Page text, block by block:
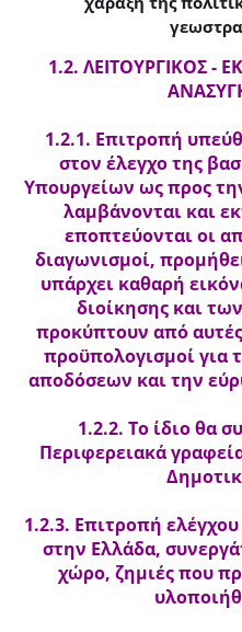
1.2. ΛΕΙΤΟΥΡΓΙΚΟΣ -
1.2.1. Επιτροπή
στον έλεγχο της
Υπουργείων ως προς
λαμβάνονται και
εποπτεύονται οι
διαγωνισμοί,
υπάρχει καθαρή
διοίκησης και
προκύπτουν από
προϋπολογισμοί για
αποδόσεων και την
1.2.2. Το ίδιο θα
Περιφερειακά
1.2.3. Επιτροπή
στην Ελλάδα,
χώρο, ζημιές που